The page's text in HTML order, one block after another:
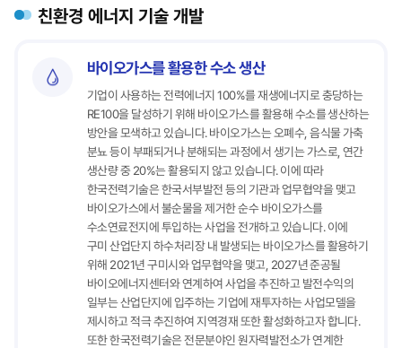
친환경 에너지 기술 개발
바이오가스를 활용한 수소 생산
기업이 사용하는 전력에너지 100%를 재생에너지로 충당하는
RE100을 달성하기 위해 바이오가스를 활용해 수소를 생산하는
방안을 모색하고 있습니다. 바이오가스는 오폐수, 음식물 가축
분뇨 등이 부패되거나 분해되는 과정에서 생기는 가스로, 연간
생산량 중 20%는 활용되지 않고 있습니다. 이에 따라
한국전력기술은 한국서부발전 등의 기관과 업무협약을 맺고
바이오가스에서 불순물을 제거한 순수 바이오가스를
수소연료전지에 투입하는 사업을 전개하고 있습니다. 이에
구미 산업단지 하수처리장 내 발생되는 바이오가스를 활용하기
위해 2021년 구미시와 업무협약을 맺고, 2027년 준공될
바이오에너지센터와 연계하여 사업을 추진하고 발전수익의
일부는 산업단지에 입주하는 기업에 재투자하는 사업모델을
제시하고 적극 추진하여 지역경재 또한 활성화하고자 합니다.
또한 한국전력기술은 전문분야인 원자력발전소가 연계한